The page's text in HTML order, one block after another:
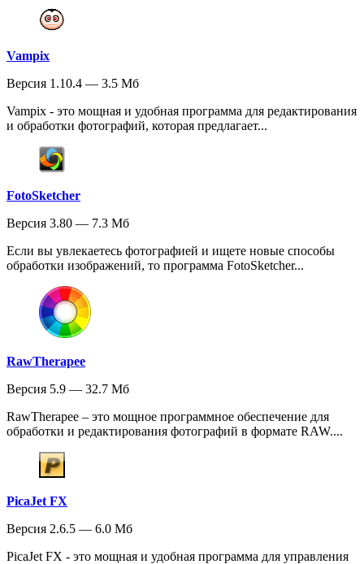
Vampix
Версия 1.10.4 — 3.5 Мб
Vampix - это мощная и удобная программа для редактирования
и обработки фотографий, которая предлагает...
FotoSketcher
Версия 3.80 — 7.3 Мб
Если вы увлекаетесь фотографией и ищете новые способы
обработки изображений, то программа FotoSketcher...
RawTherapee
Версия 5.9 — 32.7 Мб
RawTherapee – это мощное программное обеспечение для
обработки и редактирования фотографий в формате RAW....
PicaJet FX
Версия 2.6.5 — 6.0 Мб
PicaJet FX - это мощная и удобная программа для управления